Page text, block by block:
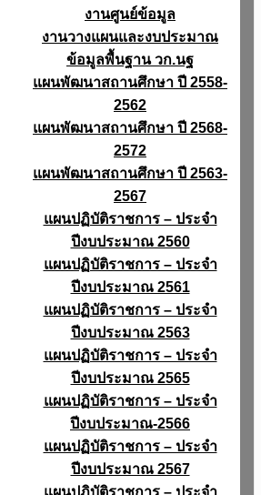
งานศูนย์ข้อมูล
งานวางแผนและงบประมาณ
ข้อมูลพื้นฐาน วก.นฐ
แผนพัฒนาสถานศึกษา ปี 2558-
2562
แผนพัฒนาสถานศึกษา ปี 2568-
2572
แผนพัฒนาสถานศึกษา ปี 2563-
2567
แผนปฏิบัติราชการ – ประจำ
ปีงบประมาณ 2560
แผนปฏิบัติราชการ – ประจำ
ปีงบประมาณ 2561
แผนปฏิบัติราชการ – ประจำ
ปีงบประมาณ 2563
แผนปฏิบัติราชการ – ประจำ
ปีงบประมาณ 2565
แผนปฏิบัติราชการ – ประจำ
ปีงบประมาณ-2566
แผนปฏิบัติราชการ – ประจำ
ปีงบประมาณ 2567
แผนปฏิบัติราชการ – ประจำ